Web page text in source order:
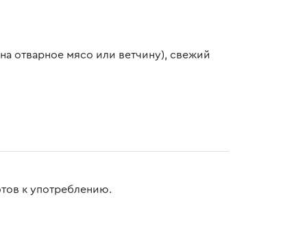
отварное мясо или ветчину), свежий
к употреблению.